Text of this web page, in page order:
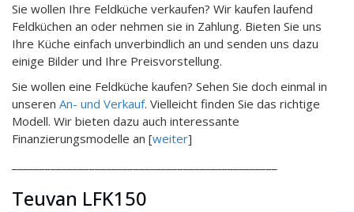
Sie wollen Ihre Feldküche verkaufen? Wir kaufen laufend
Feldküchen an oder nehmen sie in Zahlung. Bieten Sie uns
Ihre Küche einfach unverbindlich an und senden uns dazu
einige Bilder und Ihre Preisvorstellung.
Sie wollen eine Feldküche kaufen? Sehen Sie doch einmal in
unseren An- und Verkauf. Vielleicht finden Sie das richtige
Modell. Wir bieten dazu auch interessante
Finanzierungsmodelle an [weiter]
Teuvan LFK150